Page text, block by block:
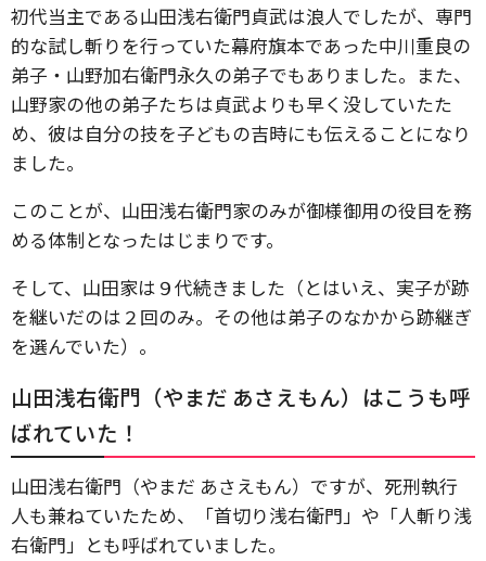
初代当主である山田浅右衛門貞武は浪人でしたが、専門
的な試し斬りを行っていた幕府旗本であった中川重良の
弟子・山野加右衛門永久の弟子でもありました。また、
山野家の他の弟子たちは貞武よりも早く没していたた
め、彼は自分の技を子どもの吉時にも伝えることになり
ました。
このことが、山田浅右衛門家のみが御様御用の役目を務
める体制となったはじまりです。
そして、山田家は９代続きました（とはいえ、実子が跡
を継いだのは２回のみ。その他は弟子のなかから跡継ぎ
を選んでいた）。
山田浅右衛門（やまだ あさえもん）はこうも呼
ばれていた！
山田浅右衛門（やまだ あさえもん）ですが、死刑執行
人も兼ねていたため、「首切り浅右衛門」や「人斬り浅
右衛門」とも呼ばれていました。